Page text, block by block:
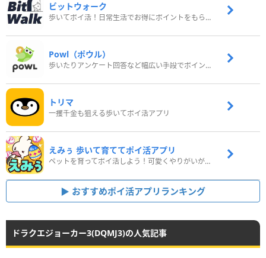
ビットウォーク
歩いてポイ活！日常生活でお得にポイントをもらおう
Powl（ポウル）
歩いたりアンケート回答など幅広い手段でポイントをゲット
トリマ
一攫千金も狙える歩いてポイ活アプリ
えみぅ 歩いて育ててポイ活アプリ
ペットを育ってポイ活しよう！可愛くやりがいがある新感覚アプリ
おすすめポイ活アプリランキング
ドラクエジョーカー3(DQMJ3)の人気記事